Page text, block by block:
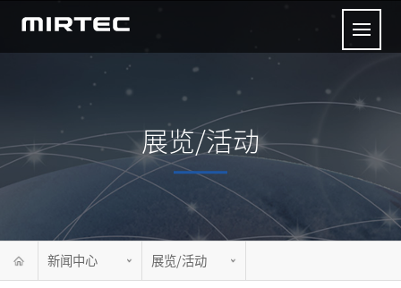
展览/活动
新闻中心 展览/活动